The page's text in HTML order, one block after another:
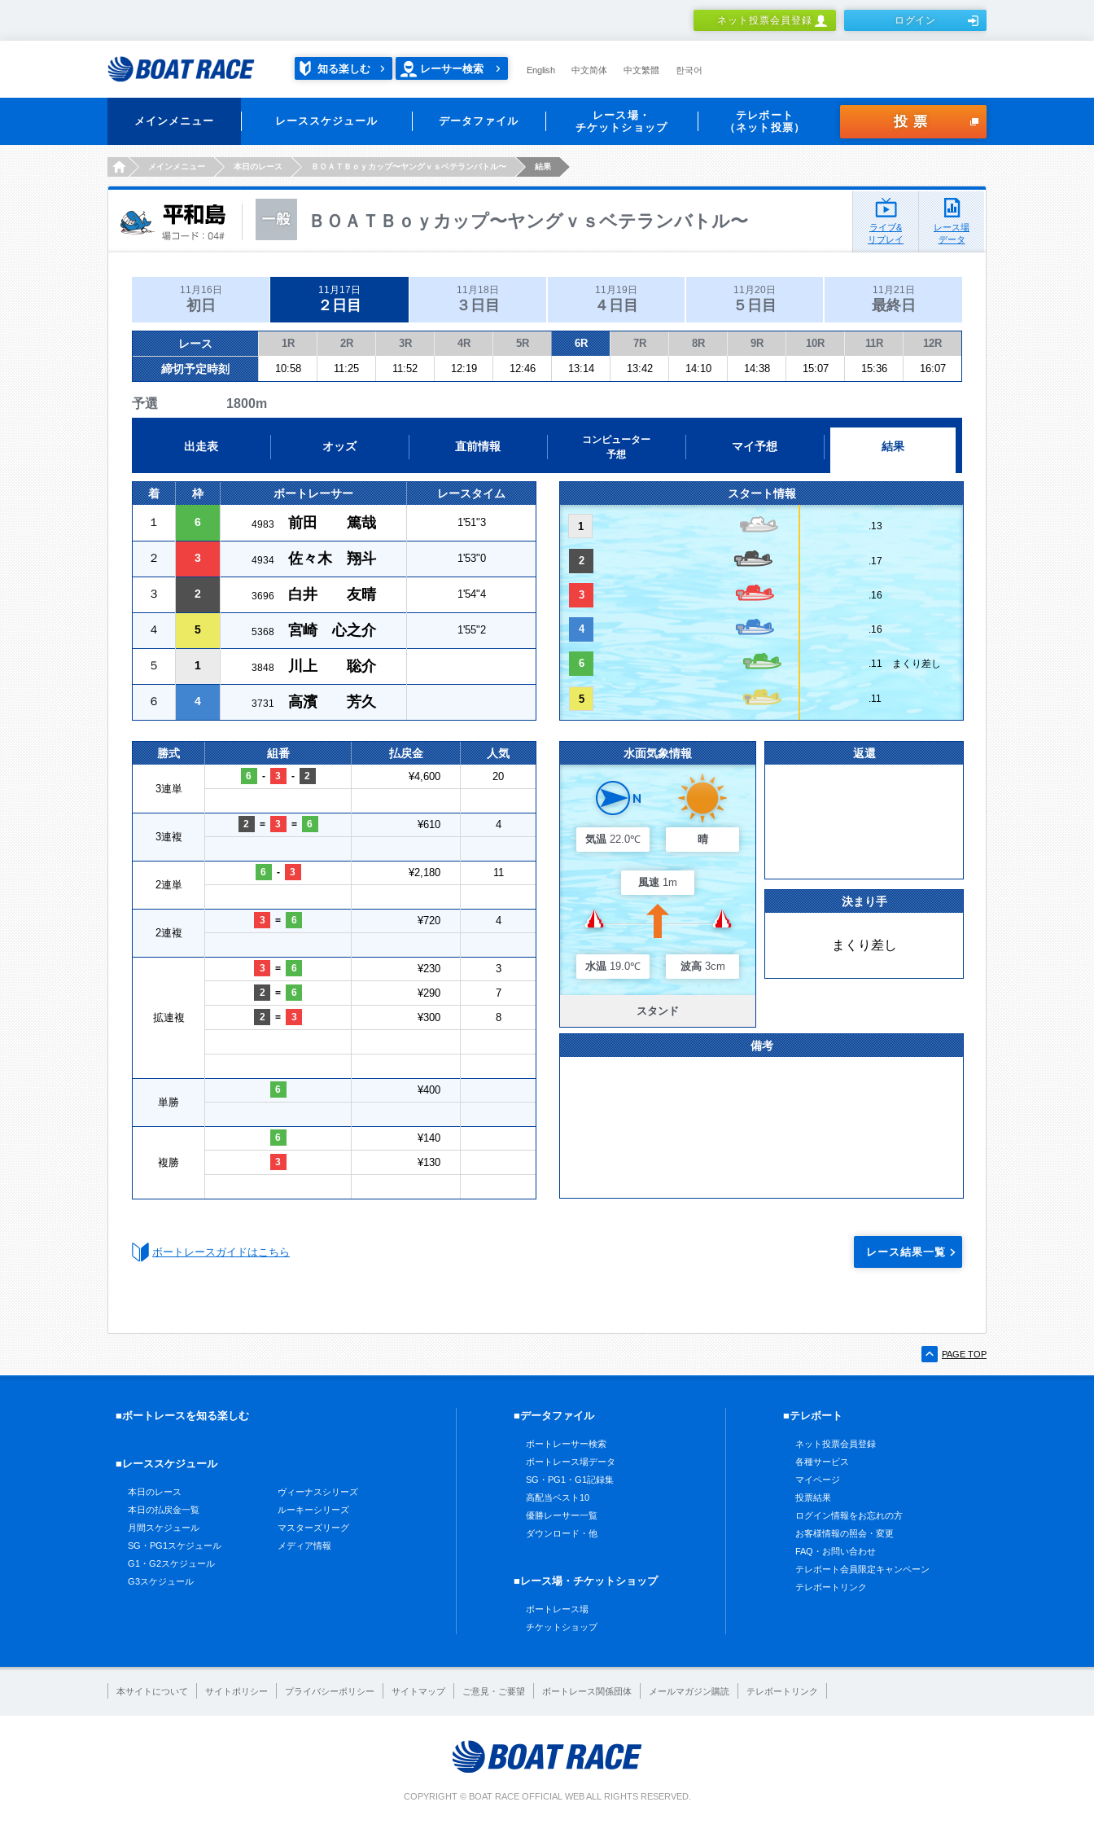
ネット投票会員登録 ログイン
知る楽しむ レーサー検索 English 中文简体 中文繁體 한국어
メインメニュー レーススケジュール データファイル
レース場・
チケットショップ
テレボート
（ネット投票）
投票
HOMEメインメニュー 本日のレース ＢＯＡＴＢｏｙカップ〜ヤングｖｓベテランバトル〜 結果
ＢＯＡＴＢｏｙカップ〜ヤングｖｓベテランバトル〜
ライブ&
リプレイ
レース場
データ
11月16日
初日
11月17日
２日目
11月18日
３日目
11月19日
４日目
11月20日
５日目
11月21日
最終日
レース 1R 2R 3R 4R 5R 6R 7R 8R 9R 10R 11R 12R
締切予定時刻 10:58 11:25 11:52 12:19 12:46 13:14 13:42 14:10 14:38 15:07 15:36 16:07
予選 1800m
出走表 オッズ 直前情報
コンピューター
予想
マイ予想 結果
着 枠 ボートレーサー レースタイム
１ 6 4983 前田 篤哉 1'51"3
２ 3 4934 佐々木 翔斗 1'53"0
３ 2 3696 白井 友晴 1'54"4
４ 5 5368 宮崎 心之介 1'55"2
５ 1 3848 川上 聡介
６ 4 3731 高濱 芳久
スタート情報
1 .13
2 .17
3 .16
4 .16
6 .11 まくり差し
5 .11
勝式 組番 払戻金 人気
3連単
6 - 3 - 2 ¥4,600 20
3連複
2 = 3 = 6 ¥610 4
2連単
6 - 3 ¥2,180 11
2連複
3 = 6 ¥720 4
拡連複
3 = 6 ¥230 3
2 = 6 ¥290 7
2 = 3 ¥300 8
単勝
6 ¥400
複勝
6 ¥140
3 ¥130
水面気象情報
気温 22.0℃ 晴
風速 1m
水温 19.0℃ 波高 3cm
スタンド
返還
決まり手
まくり差し
備考
ボートレースガイドはこちら レース結果一覧
PAGE TOP
■ボートレースを知る楽しむ
■レーススケジュール
本日のレース
本日の払戻金一覧
月間スケジュール
SG・PG1スケジュール
G1・G2スケジュール
G3スケジュール
ヴィーナスシリーズ
ルーキーシリーズ
マスターズリーグ
メディア情報
■データファイル
ボートレーサー検索
ボートレース場データ
SG・PG1・G1記録集
高配当ベスト10
優勝レーサー一覧
ダウンロード・他
■レース場・チケットショップ
ボートレース場
チケットショップ
■テレボート
ネット投票会員登録
各種サービス
マイページ
投票結果
ログイン情報をお忘れの方
お客様情報の照会・変更
FAQ・お問い合わせ
テレボート会員限定キャンペーン
テレボートリンク
本サイトについて サイトポリシー プライバシーポリシー サイトマップ ご意見・ご要望 ボートレース関係団体 メールマガジン購読 テレボートリンク
COPYRIGHT © BOAT RACE OFFICIAL WEB ALL RIGHTS RESERVED.